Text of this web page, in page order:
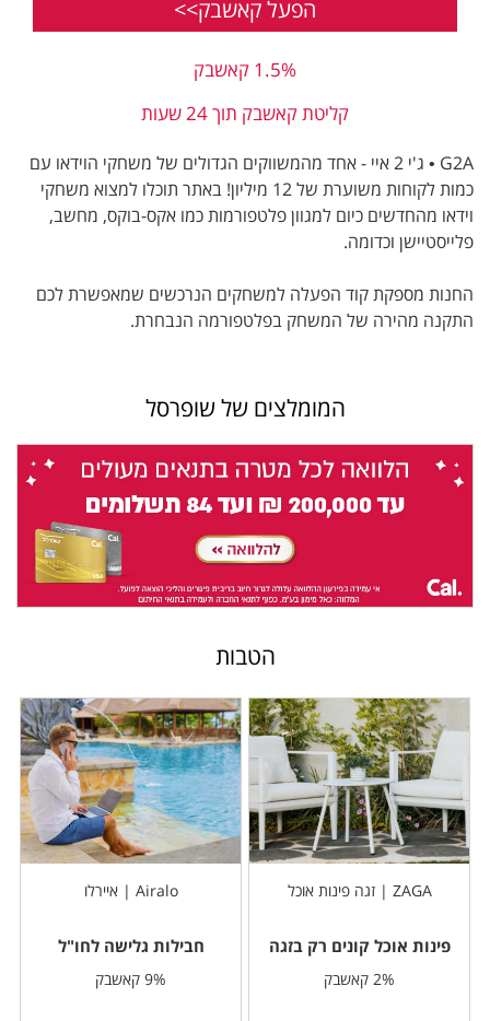
הפעל קאשבק>>
1.5% קאשבק
קליטת קאשבק תוך 24 שעות
G2A • ג'י 2 איי - אחד מהמשווקים הגדולים של משחקי הוידאו עם
כמות לקוחות משוערת של 12 מיליון! באתר תוכלו למצוא משחקי
וידאו מהחדשים כיום למגוון פלטפורמות כמו אקס-בוקס, מחשב,
פלייסטיישן וכדומה.
החנות מספקת קוד הפעלה למשחקים הנרכשים שמאפשרת לכם
התקנה מהירה של המשחק בפלטפורמה הנבחרת.
המומלצים של שופרסל
הטבות
ZAGA | זגה פינות אוכל
פינות אוכל קונים רק בזגה
2% קאשבק
Airalo | איירלו
חבילות גלישה לחו"ל
9% קאשבק